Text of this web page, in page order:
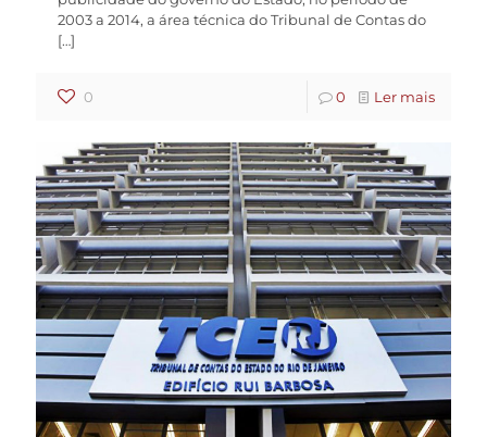
2003 a 2014, a área técnica do Tribunal de Contas do
[…]
0 0 Ler mais